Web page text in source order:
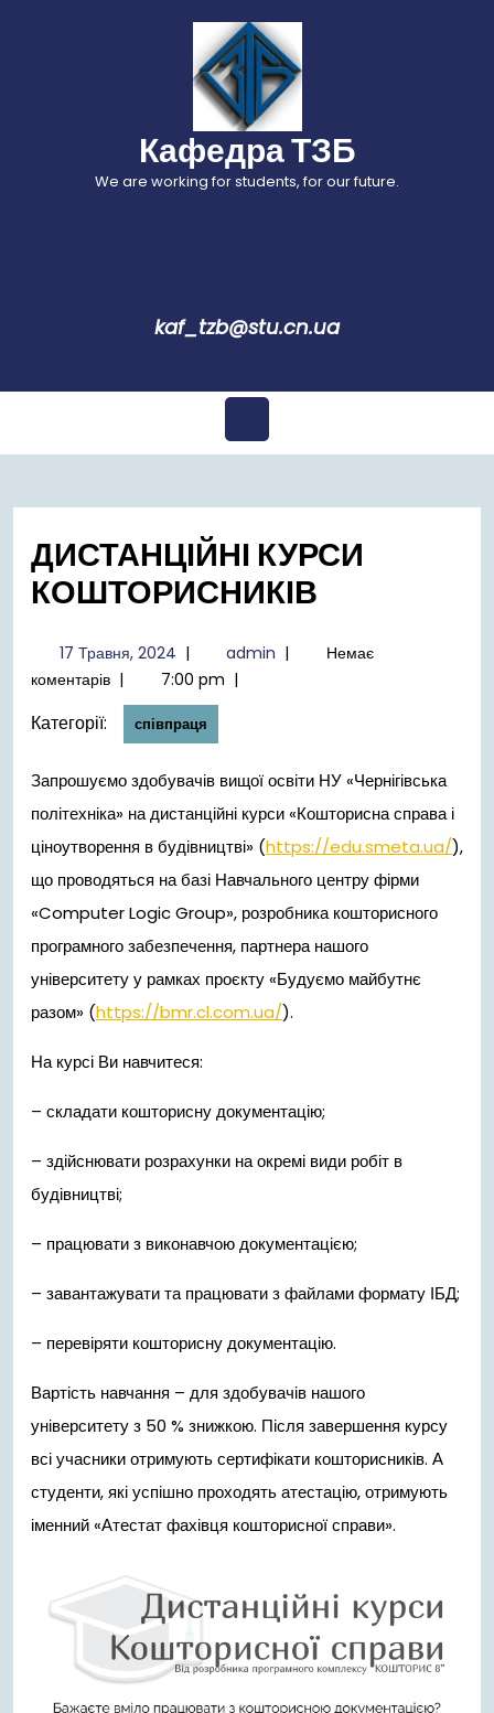
Кафедра ТЗБ
We are working for students, for our future.
kaf_tzb@stu.cn.ua
Відкрити
меню
ДИСТАНЦІЙНІ КУРСИ
КОШТОРИСНИКІВ
17 Травня, 202417
Травня,
2024
| admin admin
|
Немає
коментарів | 7:00 pm |
Категорії: співпраця
Запрошуємо здобувачів вищої освіти НУ «Чернігівська
політехніка» на дистанційні курси «Кошторисна справа і
ціноутворення в будівництві» (https://edu.smeta.ua/),
що проводяться на базі Навчального центру фірми
«Computer Logic Group», розробника кошторисного
програмного забезпечення, партнера нашого
університету у рамках проєкту «Будуємо майбутнє
разом» (https://bmr.cl.com.ua/).
На курсі Ви навчитеся:
– складати кошторисну документацію;
– здійснювати розрахунки на окремі види робіт в
будівництві;
– працювати з виконавчою документацією;
– завантажувати та працювати з файлами формату ІБД;
– перевіряти кошторисну документацію.
Вартість навчання – для здобувачів нашого
університету з 50 % знижкою. Після завершення курсу
всі учасники отримують сертифікати кошторисників. А
студенти, які успішно проходять атестацію, отримують
іменний «Атестат фахівця кошторисної справи».